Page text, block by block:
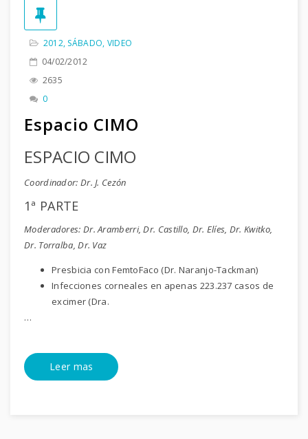
2012, SÁBADO, VIDEO
04/02/2012
2635
0
Espacio CIMO
ESPACIO CIMO
Coordinador: Dr. J. Cezón
1ª PARTE
Moderadores: Dr. Aramberri, Dr. Castillo, Dr. Elíes, Dr. Kwitko,
Dr. Torralba, Dr. Vaz
Presbicia con FemtoFaco (Dr. Naranjo-Tackman)
Infecciones corneales en apenas 223.237 casos de
excimer (Dra.
…
Leer mas